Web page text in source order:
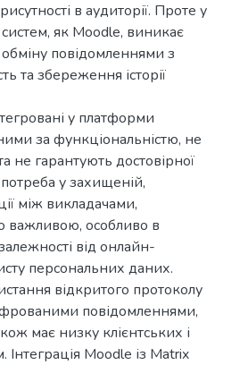
в аудиторії. Проте у
як Moodle, виникає
обміну повідомленнями з
та збереження історії
у платформи
за функціональністю, не
не гарантують достовірної
потреба у захищеній,
між викладачами,
важливою, особливо в
від онлайн-
персональних даних.
відкритого протоколу
повідомленнями,
має низку клієнтських і
Moodle із Matrix